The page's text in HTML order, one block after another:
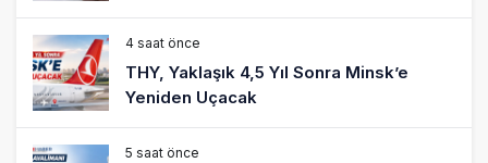
4 saat önce
THY, Yaklaşık 4,5 Yıl Sonra Minsk’e
Yeniden Uçacak
5 saat önce